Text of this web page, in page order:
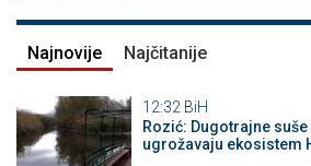
Najnovije Najčitanije
12:32 BiH
Rozić: Dugotrajne
ugrožavaju ekosistem